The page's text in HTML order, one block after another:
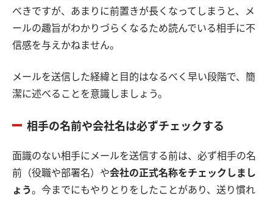
べきですが、あまりに前置きが長くなってしまうと、メ
ールの趣旨がわかりづらくなるため読んでいる相手に不
信感を与えかねません。
メールを送信した経緯と目的はなるべく早い段階で、簡
潔に述べることを意識しましょう。
相手の名前や会社名は必ずチェックする
面識のない相手にメールを送信する前は、必ず相手の名
前（役職や部署名）や会社の正式名称をチェックしまし
ょう。今までにもやりとりをしたことがあり、送り慣れ